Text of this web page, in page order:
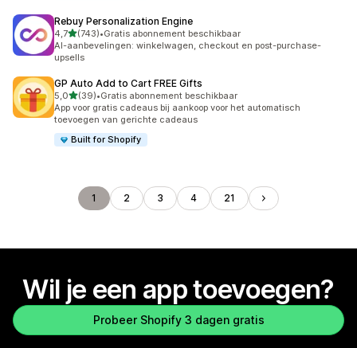
Rebuy Personalization Engine
4,7van 5 sterren
(743)
743 recensies in totaal
•Gratis abonnement beschikbaar
AI-aanbevelingen: winkelwagen, checkout en post-purchase-
upsells
GP Auto Add to Cart FREE Gifts
5,0van 5 sterren
(39)
39 recensies in totaal
•Gratis abonnement beschikbaar
App voor gratis cadeaus bij aankoop voor het automatisch
toevoegen van gerichte cadeaus
Built for Shopify
1 2 3 4 21
Wil je een app toevoegen?
Probeer Shopify 3 dagen gratis